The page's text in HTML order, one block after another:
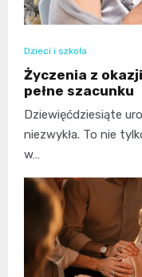
Dzieci i szkoła
Życzenia z
pełne szacunku
Dziewięćdziesiąte
niezwykła. To nie
w…